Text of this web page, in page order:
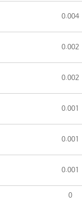
0.004
0.002
0.002
0.001
0.001
0.001
0